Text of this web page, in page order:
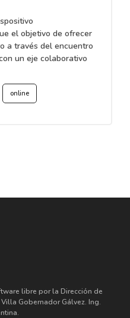
el objetivo de ofrecer
a través del encuentro
un eje colaborativo
online
libre por la Dirección de
Gobernador Gálvez. Ing.